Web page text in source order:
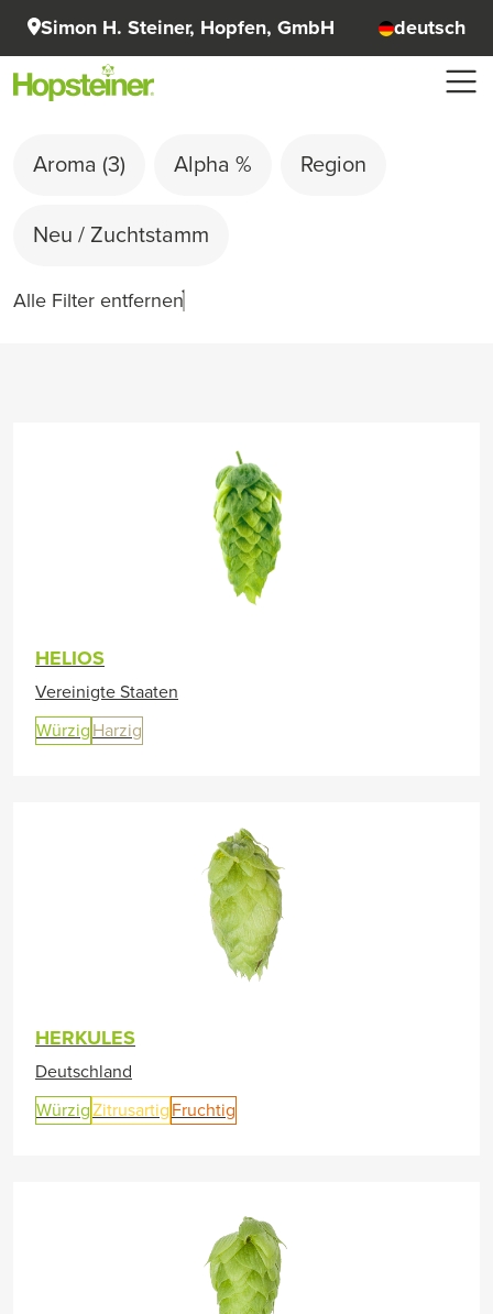
Simon H. Steiner, Hopfen, GmbH deutsch
Aroma (3) Alpha % Region
Neu / Zuchtstamm
Alle Filter entfernen
HELIOS
Vereinigte Staaten
Würzig Harzig
HERKULES
Deutschland
WürzigZitrusartig Fruchtig